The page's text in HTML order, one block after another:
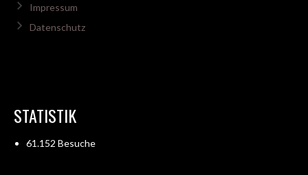
Impressum
Datenschutz
STATISTIK
61.152 Besuche